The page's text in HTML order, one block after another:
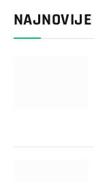
NAJNOVIJE